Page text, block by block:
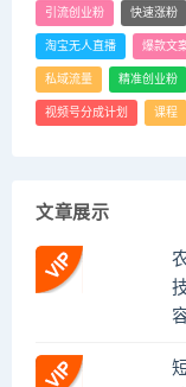
引流创业粉 快速涨粉
淘宝无人直播 爆款文
私域流量 精准创业粉
视频号分成计划 课程
文章展示